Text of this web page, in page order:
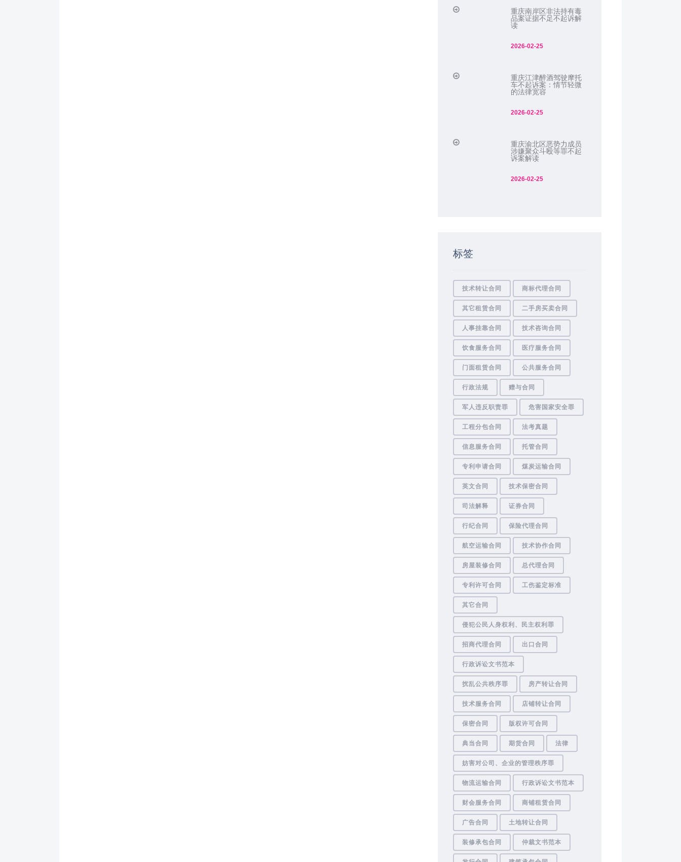
重庆南岸区非法持有毒
品案证据不足不起诉解
读
2026-02-25
重庆江津醉酒驾驶摩托
车不起诉案：情节轻微
的法律宽容
2026-02-25
重庆渝北区恶势力成员
涉嫌聚众斗殴等罪不起
诉案解读
2026-02-25
标签
技术转让合同 商标代理合同
其它租赁合同 二手房买卖合同
人事挂靠合同 技术咨询合同
饮食服务合同 医疗服务合同
门面租赁合同 公共服务合同
行政法规 赠与合同
军人违反职责罪 危害国家安全罪
工程分包合同 法考真题
信息服务合同 托管合同
专利申请合同 煤炭运输合同
英文合同 技术保密合同
司法解释 证券合同
行纪合同 保险代理合同
航空运输合同 技术协作合同
房屋装修合同 总代理合同
专利许可合同 工伤鉴定标准
其它合同
侵犯公民人身权利、民主权利罪
招商代理合同 出口合同
行政诉讼文书范本
扰乱公共秩序罪 房产转让合同
技术服务合同 店铺转让合同
保密合同 版权许可合同
典当合同 期货合同 法律
妨害对公司、企业的管理秩序罪
物流运输合同 行政诉讼文书范本
财会服务合同 商铺租赁合同
广告合同 土地转让合同
装修承包合同 仲裁文书范本